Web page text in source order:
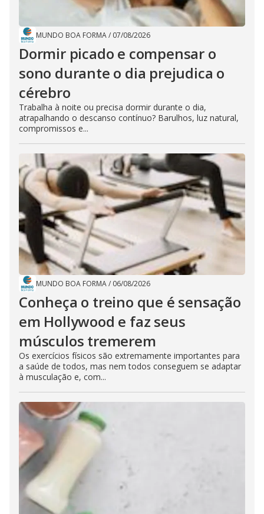
MUNDO BOA FORMA/ 07/08/2026
Dormir picado e compensar o
sono durante o dia prejudica o
cérebro
Trabalha à noite ou precisa dormir durante o dia,
atrapalhando o descanso contínuo? Barulhos, luz natural,
compromissos e...
MUNDO BOA FORMA/ 06/08/2026
Conheça o treino que é sensação
em Hollywood e faz seus
músculos tremerem
Os exercícios físicos são extremamente importantes para
a saúde de todos, mas nem todos conseguem se adaptar
à musculação e, com...